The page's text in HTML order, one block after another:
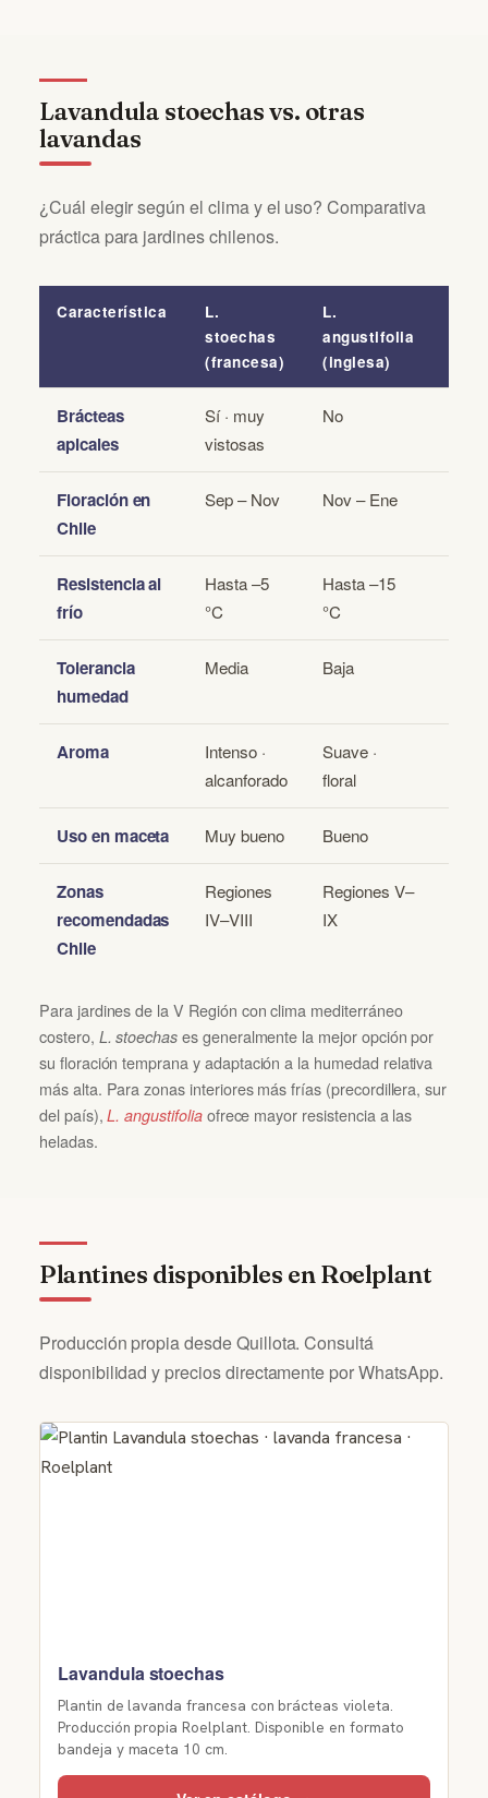
Lavandula stoechas vs. otras
lavandas
¿Cuál elegir según el clima y el uso? Comparativa
práctica para jardines chilenos.
Característica
L.
stoechas
(francesa)
L.
angustifolia
(inglesa)
Brácteas
apicales
Sí · muy
vistosas
No
Floración en
Chile
Sep – Nov Nov – Ene
Resistencia al
frío
Hasta –5
°C
Hasta –15
°C
Tolerancia
humedad
Media Baja
Aroma
Intenso ·
alcanforado
Suave ·
floral
Uso en maceta Muy bueno Bueno
Zonas
recomendadas
Chile
Regiones
IV–VIII
Regiones V–
IX
Para jardines de la V Región con clima mediterráneo
costero, L. stoechas es generalmente la mejor opción por
su floración temprana y adaptación a la humedad relativa
más alta. Para zonas interiores más frías (precordillera, sur
del país),L. angustifoliaofrece mayor resistencia a las
heladas.
Plantines disponibles en Roelplant
Producción propia desde Quillota. Consultá
disponibilidad y precios directamente por WhatsApp.
Lavandula stoechas
Plantin de lavanda francesa con brácteas violeta.
Producción propia Roelplant. Disponible en formato
bandeja y maceta 10 cm.